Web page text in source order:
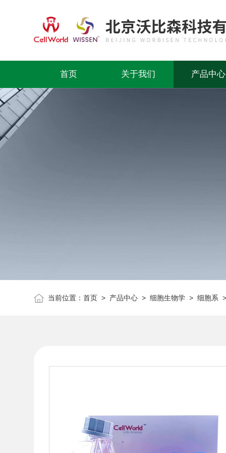
首页 关于我们 产品中心
当前位置：首页 > 产品中心 >细胞生物学 >细胞系